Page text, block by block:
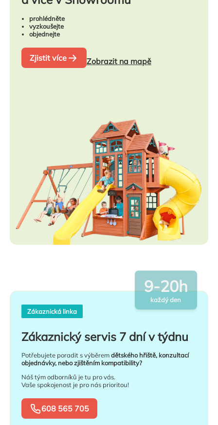
prohlédněte
vyzkoušejte
objednejte
Zjistit více Zobrazit na mapě
Zákaznická linka
Zákaznický servis 7 dní v týdnu
Potřebujete poradit s výběremdětského hřiště, konzultací
objednávky, nebo zjištěním kompatibility?
Náš tým odborníků je tu pro vás.
Vaše spokojenost je pro nás prioritou!
608 565 705
9-20h
každý den